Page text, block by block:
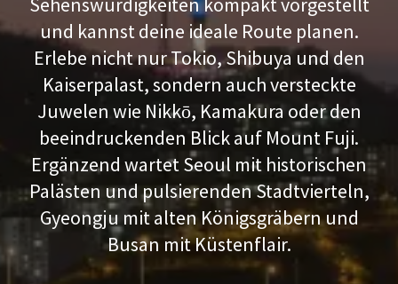
und kannst deine ideale Route planen.
Erlebe nicht nur Tokio, Shibuya und den
Kaiserpalast, sondern auch versteckte
Juwelen wie Nikkō, Kamakura oder den
beeindruckenden Blick auf Mount Fuji.
Ergänzend wartet Seoul mit historischen
Palästen und pulsierenden Stadtvierteln,
Gyeongju mit alten Königsgräbern und
Busan mit Küstenflair.